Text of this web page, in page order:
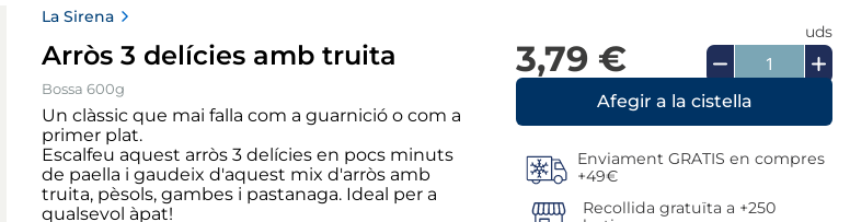
La Sirena
Arròs 3 delícies amb truita
Bossa 600g
Un clàssic que mai falla com a guarnició o com a
primer plat.
Escalfeu aquest arròs 3 delícies en pocs minuts
de paella i gaudeix d'aquest mix d'arròs amb
truita, pèsols, gambes i pastanaga. Ideal per a
qualsevol àpat!
3,79 €
uds
Enviament GRATIS en compres
+49€
Recollida gratuïta a +250